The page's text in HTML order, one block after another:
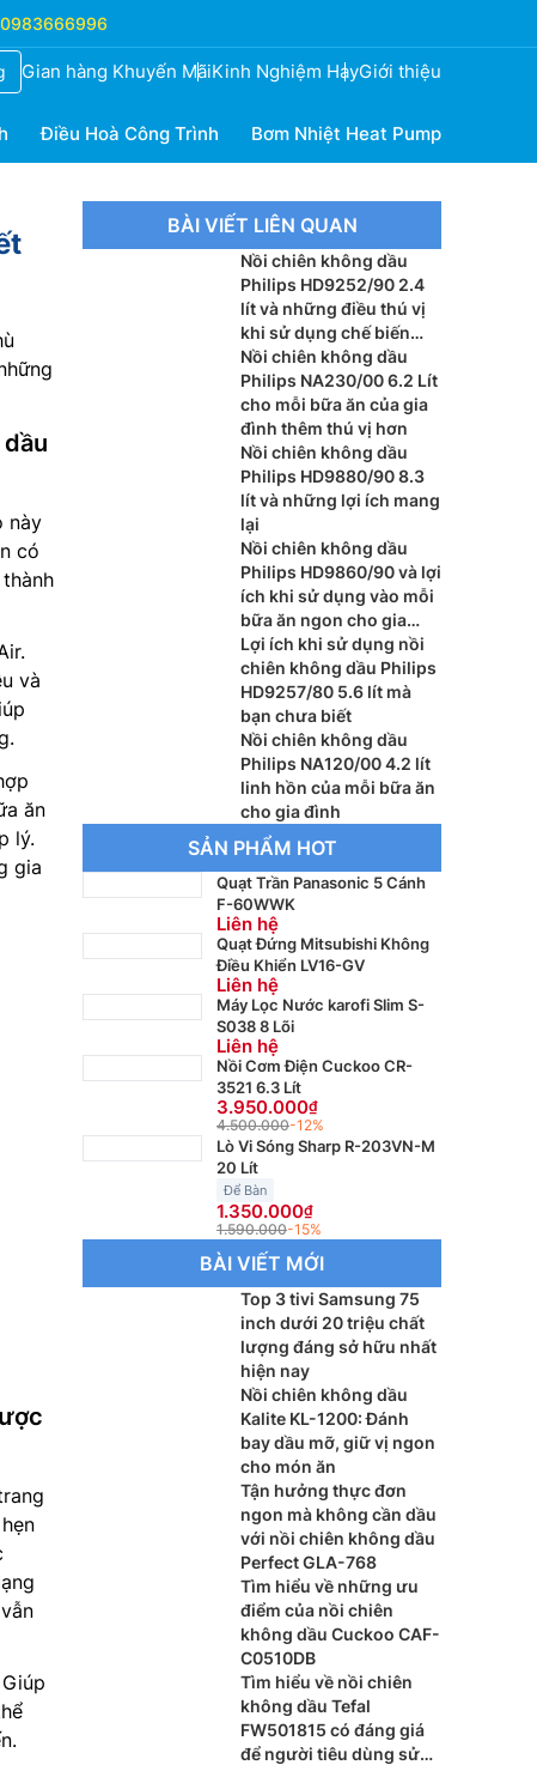
0983666996
Gian hàng Khuyến MãiKinh Nghiệm HayGiới thiệu
Điều Hoà Công Trình Bơm Nhiệt Heat Pump
này
có
và
ăn
lý.
gia
BÀI VIẾT LIÊN QUAN
Nồi chiên không dầu
Philips HD9252/90 2.4
lít và những điều thú vị
khi sử dụng chế biến
món ăn
Nồi chiên không dầu
Philips NA230/00 6.2 Lít
cho mỗi bữa ăn của gia
đình thêm thú vị hơn
Nồi chiên không dầu
Philips HD9880/90 8.3
lít và những lợi ích mang
lại
Nồi chiên không dầu
Philips HD9860/90 và lợi
ích khi sử dụng vào mỗi
bữa ăn ngon cho gia
đình việt
Lợi ích khi sử dụng nồi
chiên không dầu Philips
HD9257/80 5.6 lít mà
bạn chưa biết
Nồi chiên không dầu
Philips NA120/00 4.2 lít
linh hồn của mỗi bữa ăn
cho gia đình
SẢN PHẨM HOT
Quạt Trần Panasonic 5 Cánh
F-60WWK
Liên hệ
Quạt Đứng Mitsubishi Không
Điều Khiển LV16-GV
Liên hệ
Máy Lọc Nước karofi Slim S-
S038 8 Lõi
Liên hệ
Nồi Cơm Điện Cuckoo CR-
3521 6.3 Lít
3.950.000
4.500.000-12%
Lò Vi Sóng Sharp R-203VN-M
20 Lít
Để Bàn
1.350.000
1.590.000-15%
BÀI VIẾT MỚI
Top 3 tivi Samsung 75
inch dưới 20 triệu chất
lượng đáng sở hữu nhất
hiện nay
Nồi chiên không dầu
Kalite KL-1200: Đánh
bay dầu mỡ, giữ vị ngon
cho món ăn
Tận hưởng thực đơn
ngon mà không cần dầu
với nồi chiên không dầu
Perfect GLA-768
Tìm hiểu về những ưu
điểm của nồi chiên
không dầu Cuckoo CAF-
C0510DB
Tìm hiểu về nồi chiên
không dầu Tefal
FW501815 có đáng giá
để người tiêu dùng sử